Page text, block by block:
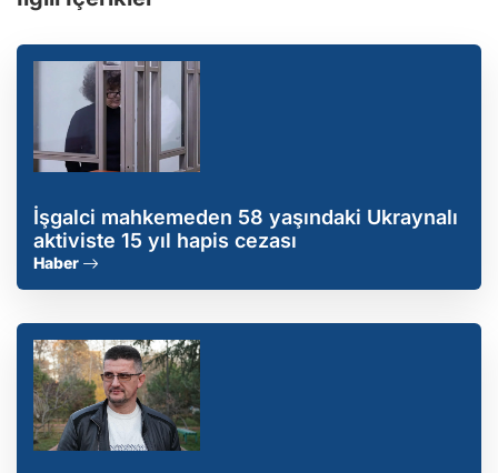
İşgalci mahkemeden 58 yaşındaki Ukraynalı
aktiviste 15 yıl hapis cezası
Haber